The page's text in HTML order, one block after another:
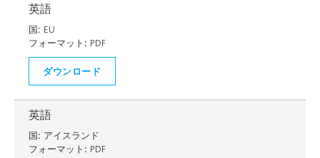
英語
国: EU
フォーマット: PDF
ダウンロード
英語
国: アイスランド
フォーマット: PDF